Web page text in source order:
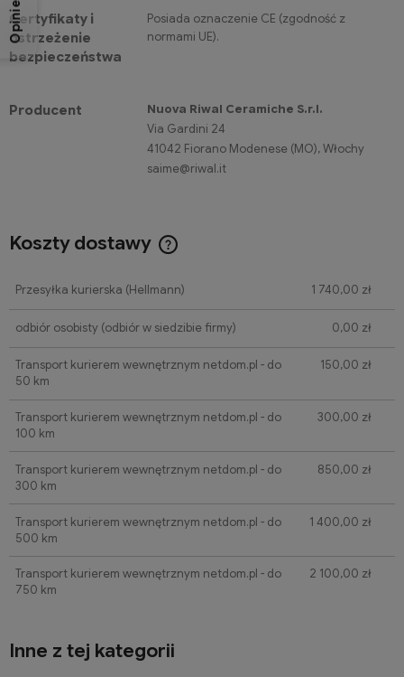
Certyfikaty i
ostrzeżenie
bezpieczeństwa
Posiada oznaczenie CE (zgodność z
normami UE).
Producent
Nuova Riwal Ceramiche S.r.l.
Via Gardini 24
41042 Fiorano Modenese (MO), Włochy
saime@riwal.it
Koszty dostawy
Przesyłka kurierska (Hellmann)
1 740,00 zł
odbiór osobisty(odbiór w siedzibie firmy) 0,00 zł
Transport kurierem wewnętrznym netdom.pl - do
50 km
150,00 zł
Transport kurierem wewnętrznym netdom.pl - do
100 km
300,00 zł
Transport kurierem wewnętrznym netdom.pl - do
300 km
850,00 zł
Transport kurierem wewnętrznym netdom.pl - do
500 km
1 400,00 zł
Transport kurierem wewnętrznym netdom.pl - do
750 km
2 100,00 zł
Inne z tej kategorii
Opinie